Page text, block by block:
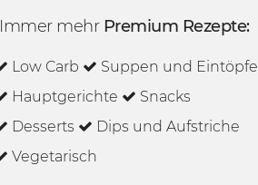
Immer mehr Premium Rezepte:
Low Carb
Suppen und Eintöpfe
Hauptgerichte
Snacks
Desserts
Dips und Aufstriche
Vegetarisch